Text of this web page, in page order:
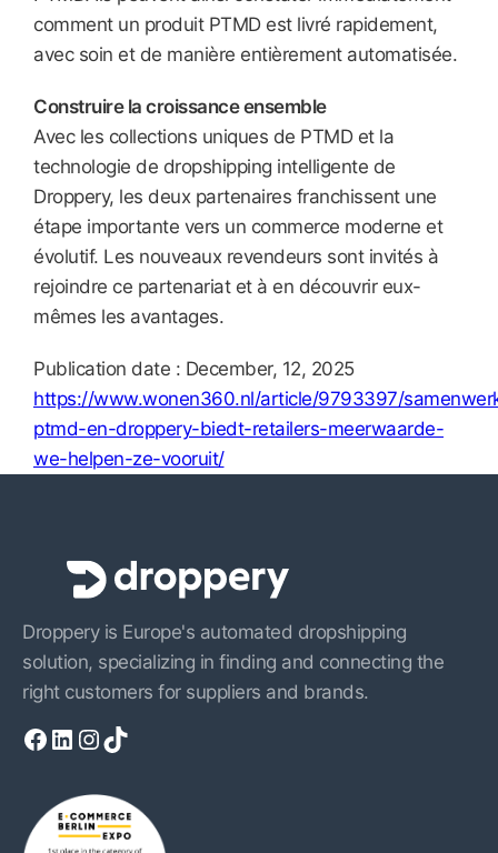
comment un produit PTMD est livré rapidement,
avec soin et de manière entièrement automatisée.
Construire la croissance ensemble
Avec les collections uniques de PTMD et la
technologie de dropshipping intelligente de
Droppery, les deux partenaires franchissent une
étape importante vers un commerce moderne et
évolutif. Les nouveaux revendeurs sont invités à
rejoindre ce partenariat et à en découvrir eux-
mêmes les avantages.
Publication date : December, 12, 2025
https://www.wonen360.nl/article/9793397/
ptmd-en-droppery-biedt-retailers-meerwaarde-
we-helpen-ze-vooruit/
Droppery is Europe's automated dropshipping
solution, specializing in finding and connecting the
right customers for suppliers and brands.
Facebook LinkedIn InstagramTikTok